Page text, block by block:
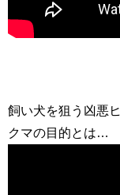
飼い犬を狙う凶悪
クマの目的とは…